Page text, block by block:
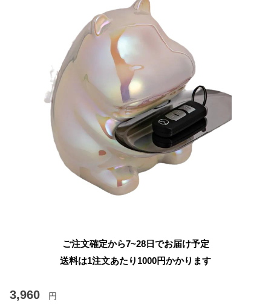
ご注文確定から7~28日でお届け予定
送料は1注文あたり 1000円かかります
3,960 円